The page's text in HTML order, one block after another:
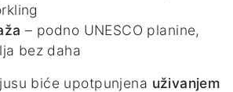
– podno UNESCO planine,
bez daha
biće upotpunjena uživanjem